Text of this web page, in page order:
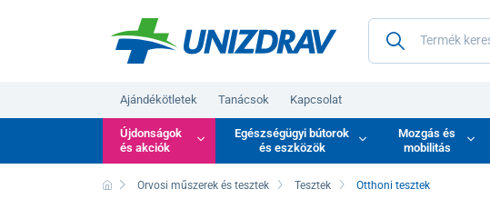
Ajándékötletek Tanácsok Kapcsolat
Újdonságok
és akciók
Egészségügyi bútorok
és eszközök
Mozgás és
mobilitás
Orvosi műszerek és tesztek Tesztek Otthoni tesztek